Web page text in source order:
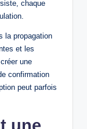
chaque
la propagation
et les
une
confirmation
peut parfois